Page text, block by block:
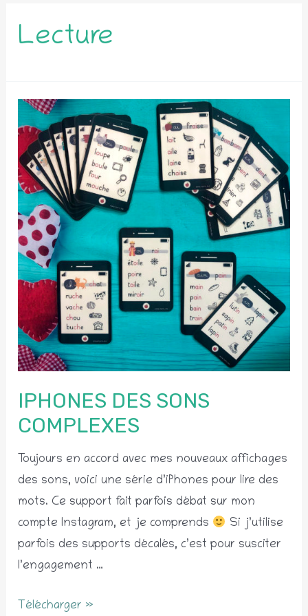
Lecture
IPHONES DES SONS
COMPLEXES
Toujours en accord avec mes nouveaux affichages
des sons, voici une série d’iPhones pour lire des
mots. Ce support fait parfois débat sur mon
compte Instagram, et je comprends
Si j’utilise
parfois des supports décalés, c’est pour susciter
l’engagement …
iPhones
Télécharger »